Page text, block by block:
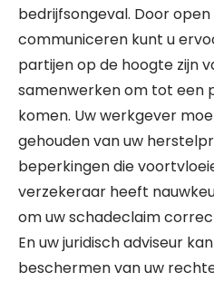
bedrijfsongeval. Door
communiceren kunt u
partijen op de hoogte zijn
samenwerken om tot een
komen. Uw werkgever
gehouden van uw
beperkingen die
verzekeraar heeft
om uw schadeclaim
En uw juridisch adviseur
beschermen van uw